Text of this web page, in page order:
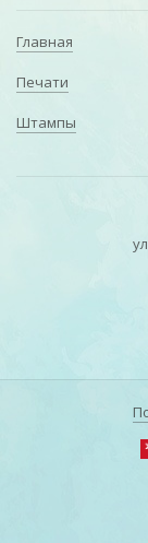
Главная
Печати
Штампы